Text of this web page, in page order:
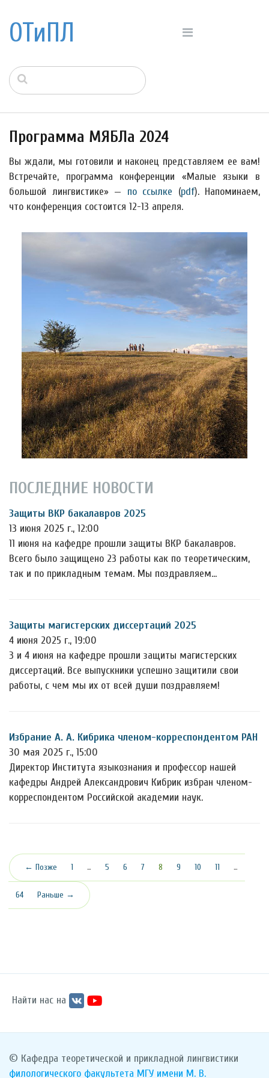
ОТиПЛ
Программа МЯБЛа 2024
Вы ждали, мы готовили и наконец представляем ее вам!
Встречайте, программа конференции «Малые языки в
большой лингвистике» — по ссылке (pdf). Напоминаем,
что конференция состоится 12-13 апреля.
ПОСЛЕДНИЕ НОВОСТИ
Защиты ВКР бакалавров 2025
13 июня 2025 г., 12:00
11 июня на кафедре прошли защиты ВКР бакалавров.
Всего было защищено 23 работы как по теоретическим,
так и по прикладным темам. Мы поздравляем…
Защиты магистерских диссертаций 2025
4 июня 2025 г., 19:00
3 и 4 июня на кафедре прошли защиты магистерских
диссертаций. Все выпускники успешно защитили свои
работы, с чем мы их от всей души поздравляем!
Избрание А. А. Кибрика членом-корреспондентом РАН
30 мая 2025 г., 15:00
Директор Института языкознания и профессор нашей
кафедры Андрей Александрович Кибрик избран членом-
корреспондентом Российской академии наук.
← Позже 1 … 5 6 7 8 (текущая)
9 10 11 …
64 Раньше →
Найти нас на
© Кафедра теоретической и прикладной лингвистики
филологического факультета МГУ имени М. В.